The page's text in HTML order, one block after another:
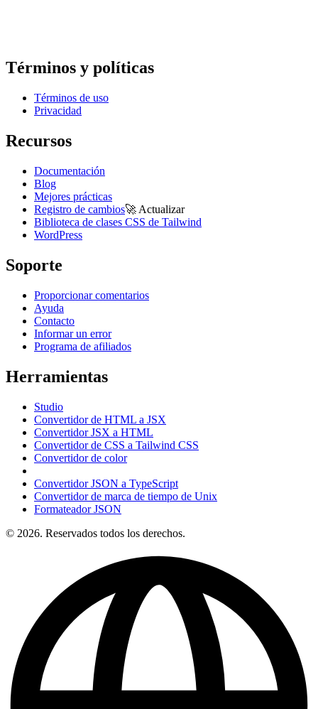
Términos y políticas
Términos de uso
Privacidad
Recursos
Documentación
Blog
Mejores prácticas
Registro de cambios🚀 Actualizar
Biblioteca de clases CSS de Tailwind
WordPress
Soporte
Proporcionar comentarios
Ayuda
Contacto
Informar un error
Programa de afiliados
Herramientas
Studio
Convertidor de HTML a JSX
Convertidor JSX a HTML
Convertidor de CSS a Tailwind CSS
Convertidor de color
Convertidor JSON a TypeScript
Convertidor de marca de tiempo de Unix
Formateador JSON
© 2026. Reservados todos los derechos.